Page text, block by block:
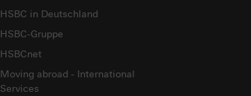
HSBC in Deutschland
HSBC-Gruppe
HSBCnet
Moving abroad - International
Services